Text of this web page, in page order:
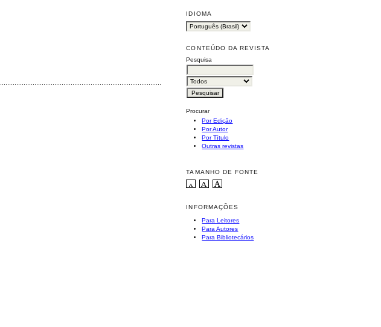
IDIOMA
CONTEÚDO DA REVISTA
Pesquisa
Procurar
Por Edição
Por Autor
Por Título
Outras revistas
TAMANHO DE FONTE
INFORMAÇÕES
Para Leitores
Para Autores
Para Bibliotecários